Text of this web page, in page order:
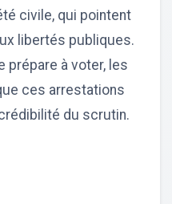
civile, qui pointent
libertés publiques.
prépare à voter, les
ces arrestations
du scrutin.